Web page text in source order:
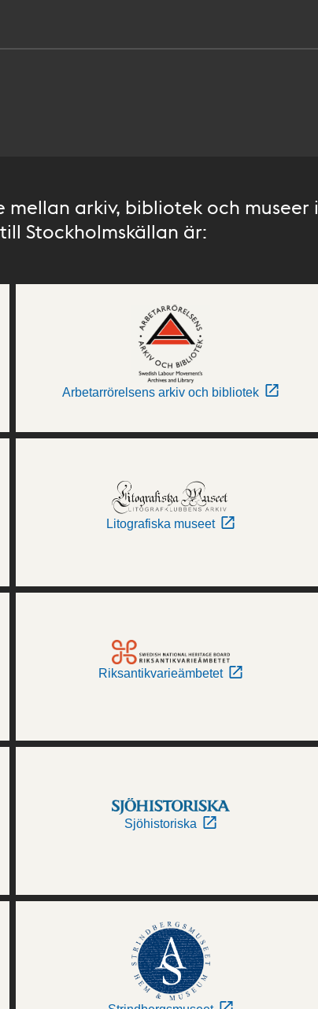
arkiv, bibliotek och museer i
Stockholmskällan är:
Arbetarrörelsens arkiv och bibliotek
Litografiska museet
Riksantikvarieämbetet
Sjöhistoriska